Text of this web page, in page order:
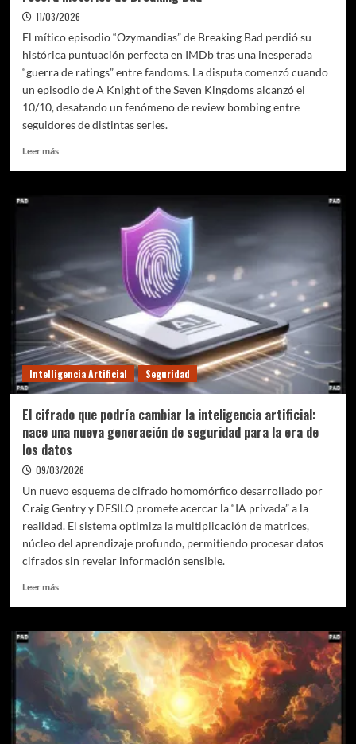
11/03/2026
El mítico episodio “Ozymandias” de Breaking Bad perdió su
histórica puntuación perfecta en IMDb tras una inesperada
“guerra de ratings” entre fandoms. La disputa comenzó cuando
un episodio de A Knight of the Seven Kingdoms alcanzó el
10/10, desatando un fenómeno de review bombing entre
seguidores de distintas series.
Leer másLeer
cómo
los
fans
derribaron
un
récord
histórico
de
Breaking
Intelligencia Artificial Seguridad
El cifrado que podría cambiar la inteligencia artificial:
nace una nueva generación de seguridad para la era de
los datos
09/03/2026
Un nuevo esquema de cifrado homomórfico desarrollado por
Craig Gentry y DESILO promete acercar la “IA privada” a la
realidad. El sistema optimiza la multiplicación de matrices,
núcleo del aprendizaje profundo, permitiendo procesar datos
cifrados sin revelar información sensible.
Leer másLeer
El
cifrado
que
podría
cambiar
la
inteligencia